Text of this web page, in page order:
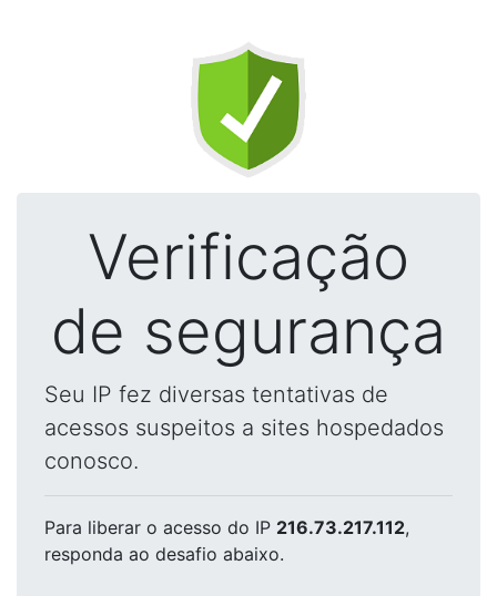
Verificação
de segurança
Seu IP fez diversas tentativas de
acessos suspeitos a sites hospedados
conosco.
Para liberar o acesso do IP 216.73.217.112,
responda ao desafio abaixo.